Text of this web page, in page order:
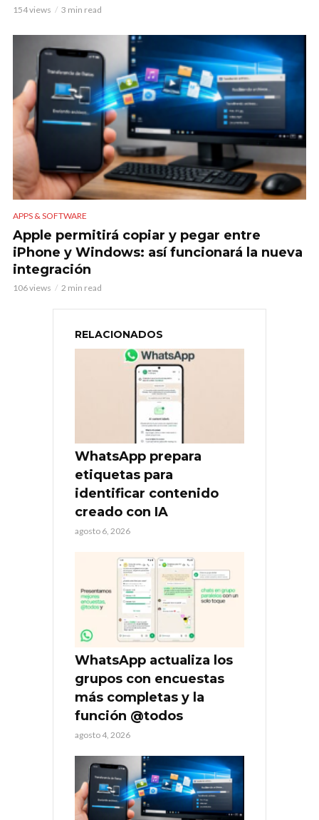
154 views 3 min read
APPS & SOFTWARE
Apple permitirá copiar y pegar entre
iPhone y Windows: así funcionará la nueva
integración
106 views 2 min read
RELACIONADOS
WhatsApp prepara
etiquetas para
identificar contenido
creado con IA
agosto 6, 2026
WhatsApp actualiza los
grupos con encuestas
más completas y la
función @todos
agosto 4, 2026